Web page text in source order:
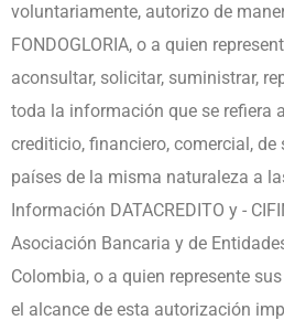
voluntariamente, autorizo de
FONDOGLORIA, o a quien
aconsultar, solicitar, suministrar,
toda la información que se refiera
crediticio, financiero, comercial, de
países de la misma naturaleza a
Información DATACREDITO y -
Asociación Bancaria y de
Colombia, o a quien represente
el alcance de esta autorización